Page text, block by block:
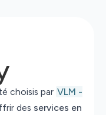
choisis par VLM -
des services en